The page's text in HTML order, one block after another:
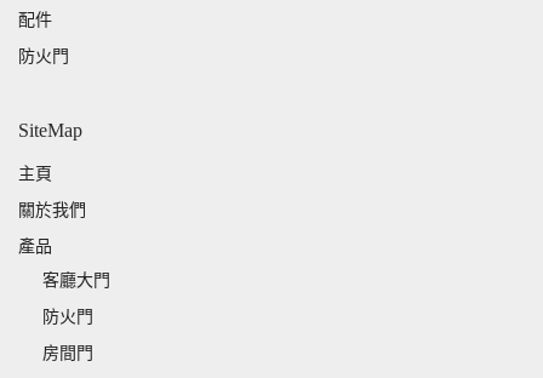
配件
防火門
SiteMap
主頁
關於我們
產品
客廳大門
防火門
房間門